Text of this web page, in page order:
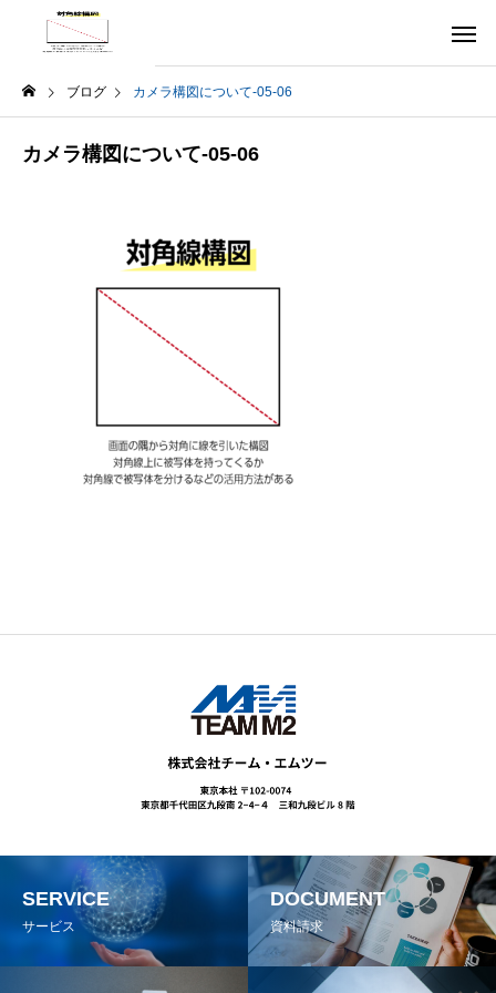
ブログ カメラ構図について-05-06
カメラ構図について-05-06
SERVICE
サービス
DOCUMENT
資料請求